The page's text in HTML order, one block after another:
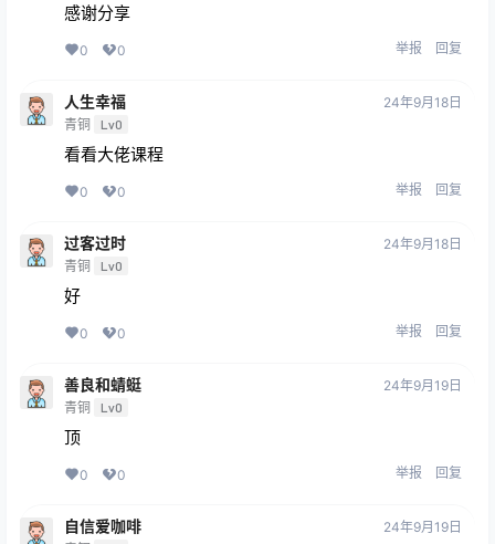
感谢分享
0 0 举报 回复
人生幸福
青铜 Lv0
24年9月18日
看看大佬课程
0 0 举报 回复
过客过时
青铜 Lv0
24年9月18日
好
0 0 举报 回复
善良和蜻蜓
青铜 Lv0
24年9月19日
顶
0 0 举报 回复
自信爱咖啡 24年9月19日